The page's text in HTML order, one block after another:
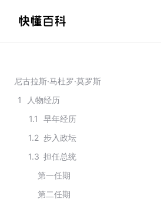
尼古拉斯·马杜罗·莫罗斯
1
人物经历
1.1
早年经历
1.2 步入政坛
1.3 担任总统
第一任期
第二任期